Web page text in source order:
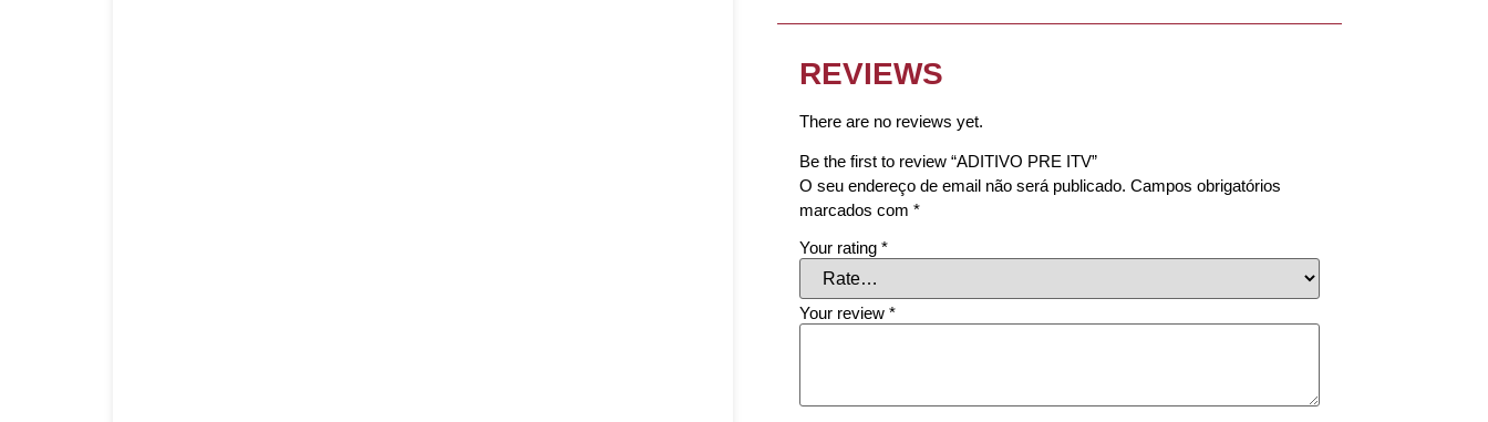
REVIEWS
There are no reviews yet.
Be the first to review “ADITIVO PRE ITV”
O seu endereço de email não será publicado. Campos obrigatórios
marcados com *
Your rating *
Your review *